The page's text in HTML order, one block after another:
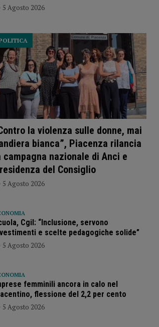
5 Agosto 2026
la violenza sulle donne, mai
bianca”, Piacenza rilancia
campagna nazionale di Anci e
del Consiglio
5 Agosto 2026
Cgil: “Inclusione, servono
e scelte pedagogiche solide”
5 Agosto 2026
femminili ancora in calo nel
flessione del 2,2 per cento
5 Agosto 2026